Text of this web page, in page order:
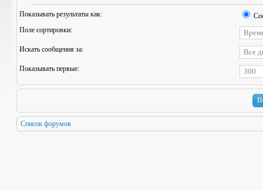
Показывать результаты как:
Поле сортировки:
Искать сообщения за:
Показывать первые:
Список форумов